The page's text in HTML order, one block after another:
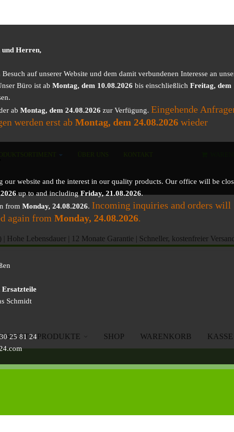
ÜBER UNS KONTAKT
und Herren,
auf unserer Website und dem damit verbundenen Interesse an
Büro ist ab Montag, dem 10.08.2026 bis einschließlich Freitag, dem
ab Montag, dem 24.08.2026 zur Verfügung. Eingehende
werden erst ab Montag, dem 24.08.2026 wieder
our website and the interest in our quality products. Our office will be
up to and includingFriday, 21.08.2026.
from Monday, 24.08.2026. Incoming inquiries and orders will
again from Monday, 24.08.2026.
Ersatzteile
Schmidt
25 81 24
| Hohe Lebensdauer | 12 Monate Garantie | Schneller, kostenfreier
– PRODUKTE SHOP WARENKORB KASSE